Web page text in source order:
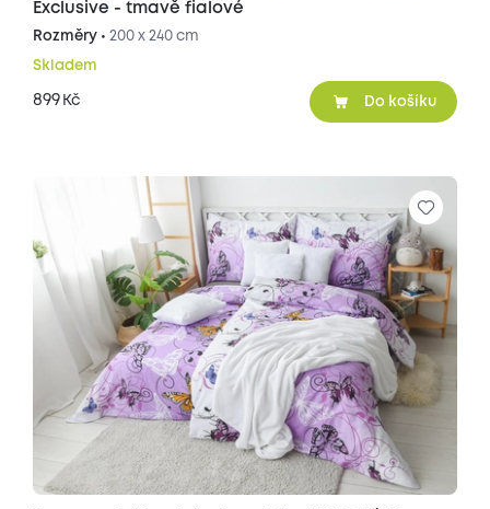
Exclusive - tmavě fialové
Rozměry • 200 x 240 cm
Skladem
899 Kč Do košíku